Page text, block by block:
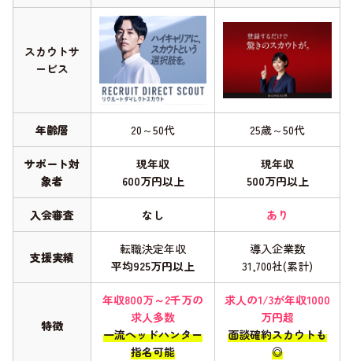
スカウトサ
ービス
年齢層 20～50代 25歳～50代
サポート対
象者
現年収
600万円以上
現年収
500万円以上
入会審査 なし あり
支援実績
転職決定年収
平均925万円以上
導入企業数
31,700社(累計)
特徴
年収800万～2千万の
求人多数
一流ヘッドハンター
指名可能
求人の1/3が年収1000
万円超
面談確約スカウトも
◎